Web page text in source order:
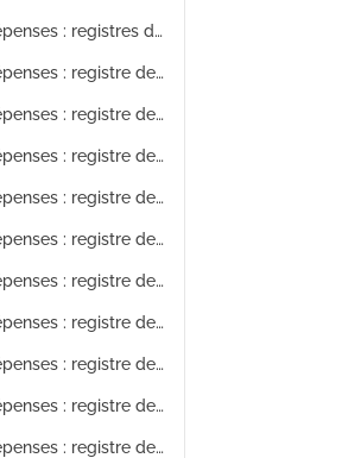
Livre de compte des recettes et des dépenses : registres des comptes ouverts sur les allocations de dépenses pour l'année 1839
Livre de compte des recettes et des dépenses : registre des comptes ouverts sur les allocations de dépenses pour l'année 1840
Livre de compte des recettes et des dépenses : registre des comptes ouverts sur les allocations de dépenses pour l'année 1841
Livre de compte des recettes et des dépenses : registre des comptes ouverts sur les allocations de dépenses pour l'année 1842
Livre de compte des recettes et des dépenses : registre des comptes ouverts sur les allocations de dépenses pour l'année 1843
Livre de compte des recettes et des dépenses : registre des comptes ouverts sur les allocations de dépenses pour l'année 1844
Livre de compte des recettes et des dépenses : registre des comptes ouverts sur les allocations de dépenses pour l'année 1845
Livre de compte des recettes et des dépenses : registre des comptes ouverts sur les allocations de dépenses pour l'année 1846
Livre de compte des recettes et des dépenses : registre des comptes ouverts sur les allocations de dépenses pour l'année 1847
Livre de compte des recettes et des dépenses : registre des comptes ouverts sur les allocations de dépenses pour l'année 1848
Livre de compte des recettes et des dépenses : registre des comptes ouverts sur les allocations de dépenses pour l'année 1849